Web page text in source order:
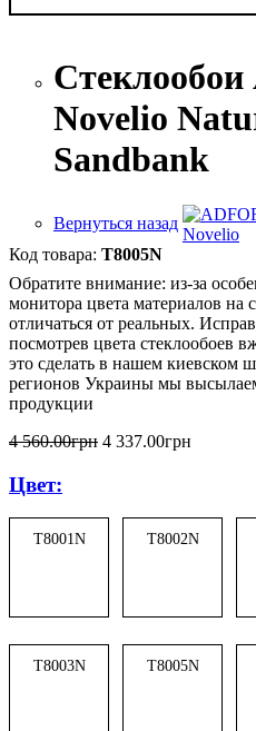
Novelio
Sandbank
Вернуться назад
T8005N
Обратите внимание: из-за
монитора цвета материалов на
отличаться от реальных.
посмотрев цвета стеклообоев
это сделать в нашем киевском
регионов Украины мы
продукции
4 560.00грн 4 337.00грн
Цвет:
T8001N T8002N
T8003N T8005N